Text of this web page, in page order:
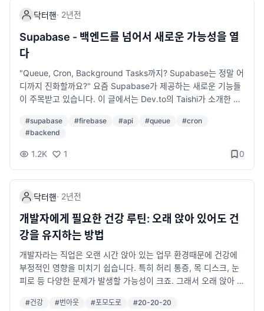
는 앱의 업데이트 여부를 수시로 확인해보시길 권장합니다.
트하는 경우가 많습니다. 평소에 간단하게라도 이력서 관리를 해
두면 좋습니다. 이력서 작성 팁 과거보다는 최근 프로젝트 경험과
성과를 중심으로 작성하기 단순한 업무 나열이 아닌, 본인의 기여
도와 결과를 설명하기 사용하는 기술 스택을 명확히 정리하기 (예:
Java, Spring Boot, AWS 등) 가독성이 좋은 형식 유지하기 (너
무 길지 않게 A4 한두 장 이내) 포트폴리오 준비 포트폴리오는 프
론트엔드/백엔드 개발자 모두에게 중요합니다. 프론트엔드 개발
자: 개인 블로그나 Github, 실제 서비스 배포 경험 백엔드 개발자:
있으면 좋음. 풀스택 개발자: 실제 운영되는 서비스 링크, GitHub
레포지토리 있다면 공유 특히 네이버, 카카오, 토스, 배달의민족 등
IT 기업들의 채용 과정에서 포트폴리오와 코드 리뷰가 중요한 평
가 요소가 될 수 있습니다. 3. 기술 면접 및 코딩 테스트 준비하기
코딩 테스트를 보는 곳을 지원한다면 오랜만에 면접을 보게 되면
당황할 수 있으므로 미리 준비하는 것이 중요합니다. 코딩 테스트
준비 방법 프로그래머스, 백준, 코딩테스트 대비 문제 연습하기 자
료구조, 알고리즘 (정렬, 탐색, DP, BFS/DFS 등) 개념 복습하기 S
QL 문제 및 DB 설계 연습하기 JavaScript, Python, Java 등 사
용하는 언어의 최신 트렌드 파악하기 기술 면접 대비 프로젝트 경
험을 기반으로 예상 질문 정리하기 CS 기본 지식 복습 (운영체제,
네트워크, 디자인 패턴 등) 모의 면접 진행해보기 (동료 개발자나
면접 방식 분석하기 4. 희망하는 기업 리서치하기 막연하게 여러
n은 TypeScript 프로젝트의 컴파일러 옵션과 파일을 정의하는 구
성 파일입니다. 이 파일을 통해 TypeScript 컴파일러인 tsc가 어
떤 파일을 컴파일할지, 어떤 규칙을 적용할지, 어떤 출력을 생성할
지를 결정할 수 있어요. 기본 구조 다음은 간단한 tsconfig.json
예제입니다. { "compilerOptions": { "target": "ES6", "modul
e": "CommonJS", "strict": true, "outDir": "./dist" }, "includ
e": ["src/**/*"], "exclude": ["node_modules", "dist"] } 설명
compilerOptions: 컴파일러의 동작 방식을 설정합니다. target:
e: 모듈 시스템을 정의합니다. strict: TypeScript의 엄격 모드를
활성화합니다. outDir: 컴파일된 파일이 저장될 디렉터리를 지정
합니다. include: 컴파일 대상이 되는 파일이나 디렉터리를 지정합
는 자주 사용되는 주요 설정들입니다. target JavaScript로 트랜
스파일링될 ECMAScript 버전을 설정합니다. 예: "ES5", "ES6",
"ES2020" module 모듈 시스템을 정의합니다. 예: "CommonJ
S", "ESNext", "AMD" Tip: Node.js 환경에서는 CommonJS를,
최신 브라우저에서는 ESNext를 주로 사용합니다. strict TypeSc
ript의 모든 엄격 모드를 활성화합니다. 엄격 모드가 활성화되면
문법 검사를 강력하게 해줍니다. paths와 baseUrl 프로젝트 내에
서 모듈을 더 간단히 import할 수 있도록 도와줍니다. { "compile
["src/components/*"] } } } 위 설정으로 다음과 같은 단축 impo
닥터핸· 2년전
Supabase - 백엔드를 넘어서 새로운 가능성을 열
다
"Queue, Cron, Background Tasks까지? Supabase는 정말 어
디까지 진화할까요?" 요즘 Supabase가 제공하는 새로운 기능들
이 주목받고 있습니다. 이 글에서는 Dev.to의 Taishi가 소개한 Su
가능성을 탐구해보겠습니다. Supabase란 무엇인가요? Supaba
se는 Firebase의 오픈소스 대안으로 시작된 프로젝트로, 데이터
베이스, 인증, 실시간 업데이트, 서버리스 함수 등 다양한 기능을
공하고 있습니다. 이런 기능은 특히 서버리스(Serverless) 환경에
서 애플리케이션을 개발하는 데 유용합니다. 이번 글에서는 최근
강화된 Queue, Cron, Background Tasks에 대해서 소개합니
다. 새로운 기능 살펴보기 1. Queue Queue는 작업을 대기열에
추가하고 순차적으로 실행할 수 있는 기능입니다. 복잡한 작업을
관리하거나, 대량의 데이터를 처리할 때 유용합니다. 예제 코드: i
mport { createQueue } from 'supabase-functions'; const q
ueue = createQueue('email-sender'); queue.on('process', a
Queue는 Deno 환경에서 실행되며, 작업의 실패와 재시도를 자동
#supabase #firebase #api #queue #cron
#backend
1.2K 1 0
닥터핸· 2년전
개발자에게 필요한 건강 루틴: 오래 앉아 있어도 건
강을 유지하는 방법
개발자라는 직업은 오랜 시간 앉아 있는 업무 환경때문에 건강에
부정적인 영향을 미치기 쉽습니다. 특히 허리 통증, 목 디스크, 눈
피로 등 다양한 문제가 발생할 가능성이 크죠. 그래서 오래 앉아 있
까 합니다. 1. 앉아 있는 시간을 줄이는 방법 개발을 하다보면 오랜
#건강 #번아웃 #포모도로 #20-20-20